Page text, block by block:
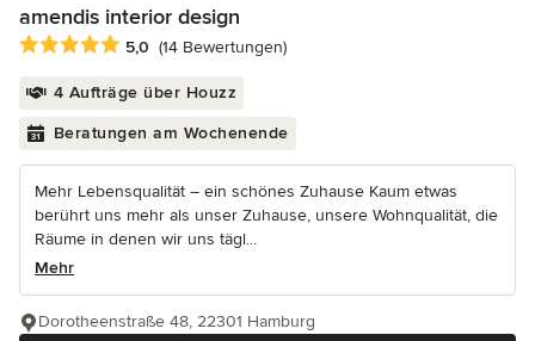
amendis interior design
Durchschnittliche Bewertung: 5 von 5 Sternen
5,0 (14 Bewertungen)
4 Aufträge über Houzz
Beratungen am Wochenende
Mehr Lebensqualität – ein schönes Zuhause Kaum etwas
berührt uns mehr als unser Zuhause, unsere Wohnqualität, die
Räume in denen wir uns tägl...
Mehr
Dorotheenstraße 48, 22301 Hamburg